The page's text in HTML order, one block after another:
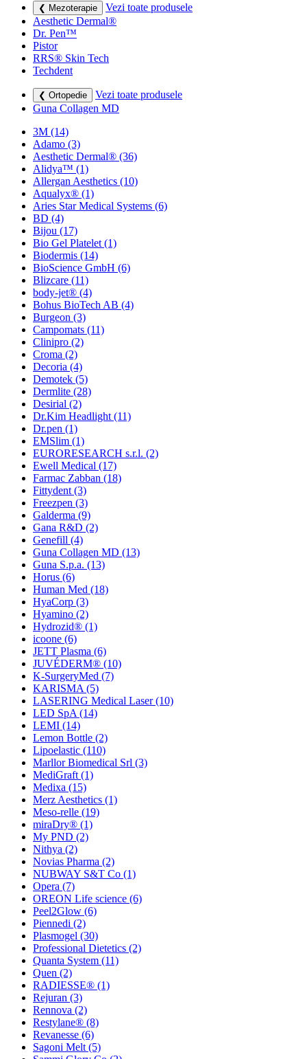
❮ Mezoterapie
Vezi toate produsele
Aesthetic Dermal®
Dr. Pen™
Pistor
RRS® Skin Tech
Techdent
❮ Ortopedie
Vezi toate produsele
Guna Collagen MD
3M (14)
Adamo (3)
Aesthetic Dermal® (36)
Alidya™ (1)
Allergan Aesthetics (10)
Aqualyx® (1)
Aries Star Medical Systems (6)
BD (4)
Bijou (17)
Bio Gel Platelet (1)
Biodermis (14)
BioScience GmbH (6)
Blizcare (11)
body-jet® (4)
Bohus BioTech AB (4)
Burgeon (3)
Campomats (11)
Clinipro (2)
Croma (2)
Decoria (4)
Demotek (5)
Dermlite (28)
Desirial (2)
Dr.Kim Headlight (11)
Dr.pen (1)
EMSlim (1)
EURORESEARCH s.r.l. (2)
Ewell Medical (17)
Farmac Zabban (18)
Fittydent (3)
Freezpen (3)
Galderma (9)
Gana R&D (2)
Genefill (4)
Guna Collagen MD (13)
Guna S.p.a. (13)
Horus (6)
Human Med (18)
HyaCorp (3)
Hyamino (2)
Hydrozid® (1)
icoone (6)
JETT Plasma (6)
JUVÉDERM® (10)
K-SurgeryMed (7)
KARISMA (5)
LASERING Medical Laser(10)
LED SpA (14)
LEMI (14)
Lemon Bottle (2)
Lipoelastic (110)
Marllor Biomedical Srl (3)
MediGraft (1)
Medixa (15)
Merz Aesthetics (1)
Meso-relle (19)
miraDry® (1)
My PND (2)
Nithya (2)
Novias Pharma (2)
NUBWAY S&T Co (1)
Opera (7)
OREON Life science (6)
Peel2Glow (6)
Piennedi (2)
Plasmogel (30)
Professional Dietetics (2)
Quanta System (11)
Quen (2)
RADIESSE® (1)
Rejuran (3)
Rennova (2)
Restylane® (8)
Revanesse (6)
Sagoni Melt (5)